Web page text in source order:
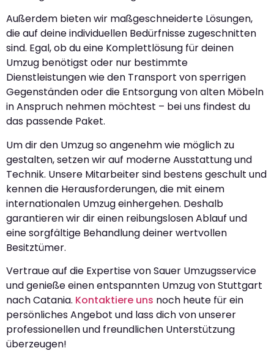
Außerdem bieten wir maßgeschneiderte Lösungen,
die auf deine individuellen Bedürfnisse zugeschnitten
sind. Egal, ob du eine Komplettlösung für deinen
Umzug benötigst oder nur bestimmte
Dienstleistungen wie den Transport von sperrigen
Gegenständen oder die Entsorgung von alten Möbeln
in Anspruch nehmen möchtest – bei uns findest du
das passende Paket.
Um dir den Umzug so angenehm wie möglich zu
gestalten, setzen wir auf moderne Ausstattung und
Technik. Unsere Mitarbeiter sind bestens geschult und
kennen die Herausforderungen, die mit einem
internationalen Umzug einhergehen. Deshalb
garantieren wir dir einen reibungslosen Ablauf und
eine sorgfältige Behandlung deiner wertvollen
Besitztümer.
Vertraue auf die Expertise von Sauer Umzugsservice
und genieße einen entspannten Umzug von Stuttgart
nach Catania. Kontaktiere uns noch heute für ein
persönliches Angebot und lass dich von unserer
professionellen und freundlichen Unterstützung
überzeugen!